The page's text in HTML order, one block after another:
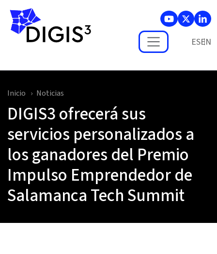
Skip to main content
ES
Inicio Noticias
DIGIS3 ofrecerá sus
servicios personalizados a
los ganadores del Premio
Impulso Emprendedor de
Salamanca Tech Summit